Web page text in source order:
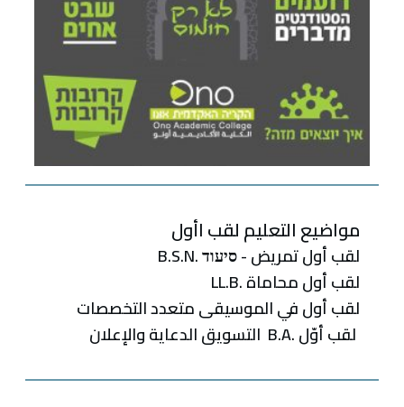
مواضيع التعليم لقب اأول
لقب أول تمريض - סיעוד .B.S.N
لقب أول محاماة .LL.B
لقب‭ ‬أول في‭ ‬الموسيقى‭ ‬متعدد‭ ‬
التخصصات‭
لقب‭ ‬أوّل .‭ ‬B.Aالتسويق‭ ‬الدعاية‭ ‬والإعلان